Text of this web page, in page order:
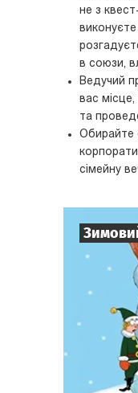
не з
виконуєте
в союзи,
Ведучий
вас
та
Обирайте
сімейну
Гравців
Час гри
Тематика
Тип квесту